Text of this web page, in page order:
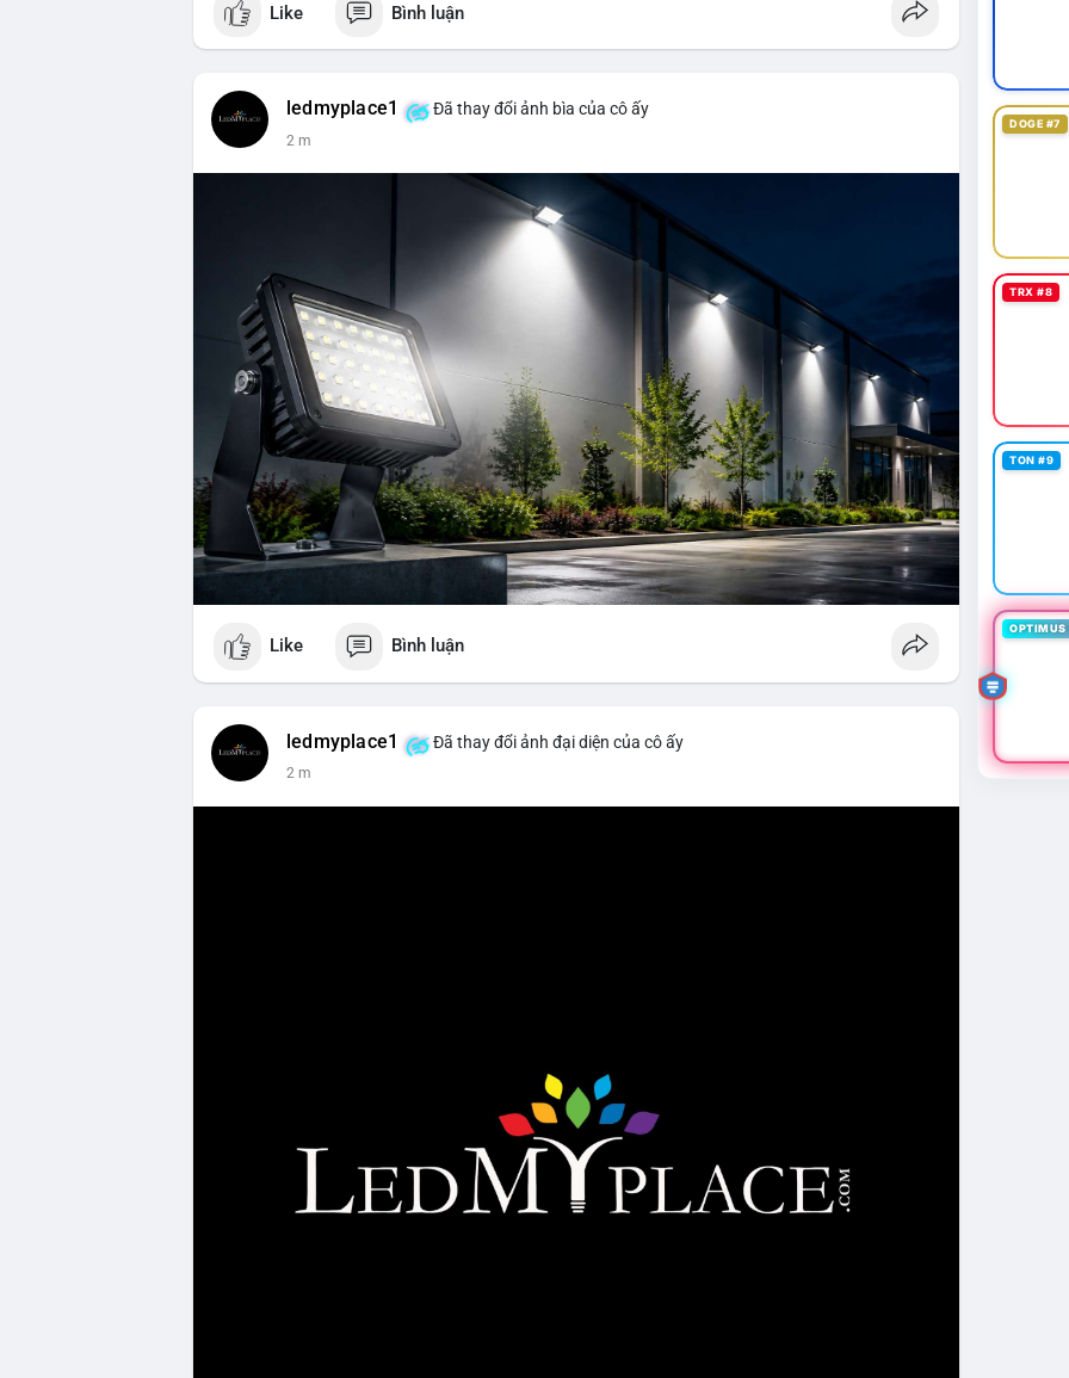
Like Bình luận
ledmyplace1 Đã thay đổi ảnh bìa của cô ấy
2 m
Like Bình luận
ledmyplace1 Đã thay đổi ảnh đại diện của cô ấy
2 m
DOGE #7
TRX #8
TON #9
OPTIMUS